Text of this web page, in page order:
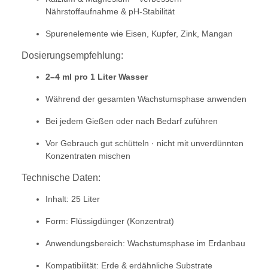
Nährstoffaufnahme & pH-Stabilität
Spurenelemente wie Eisen, Kupfer, Zink, Mangan
Dosierungsempfehlung:
2–4 ml pro 1 Liter Wasser
Während der gesamten Wachstumsphase anwenden
Bei jedem Gießen oder nach Bedarf zuführen
Vor Gebrauch gut schütteln · nicht mit unverdünnten
Konzentraten mischen
Technische Daten:
Inhalt: 25 Liter
Form: Flüssigdünger (Konzentrat)
Anwendungsbereich: Wachstumsphase im Erdanbau
Kompatibilität: Erde & erdähnliche Substrate